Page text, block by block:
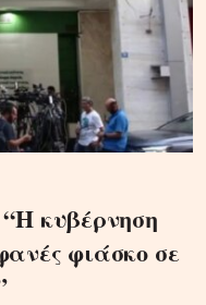
κυβέρνηση
φιάσκο σε